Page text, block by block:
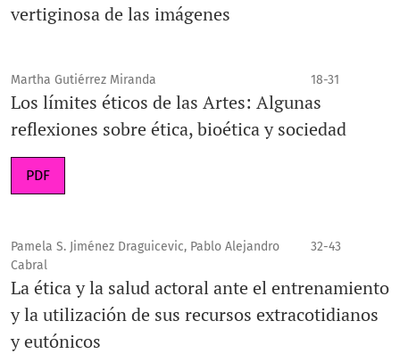
vertiginosa de las imágenes
Martha Gutiérrez Miranda 18-31
Los límites éticos de las Artes: Algunas
reflexiones sobre ética, bioética y sociedad
PDF
Pamela S. Jiménez Draguicevic, Pablo Alejandro
Cabral
32-43
La ética y la salud actoral ante el entrenamiento
y la utilización de sus recursos extracotidianos
y eutónicos